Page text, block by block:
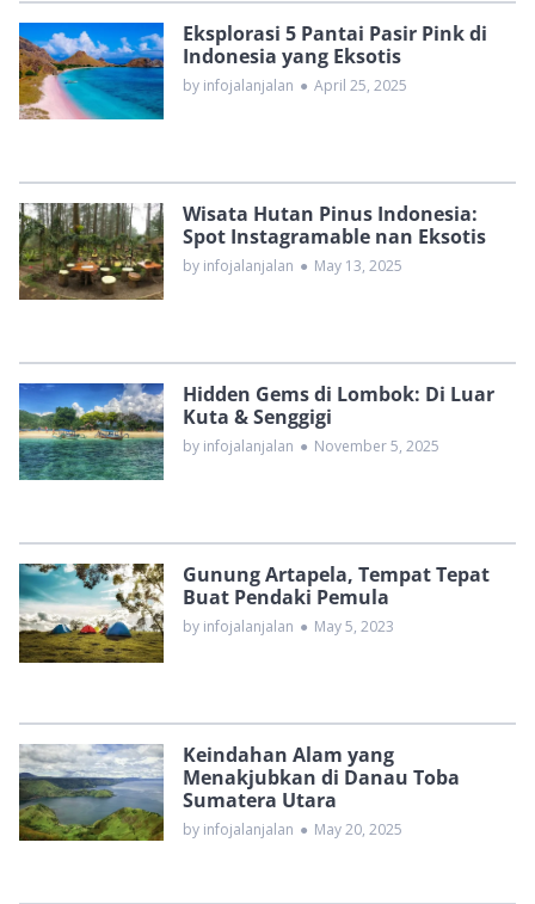
Eksplorasi 5 Pantai Pasir Pink di
Indonesia yang Eksotis
by infojalanjalan ● April 25, 2025
Wisata Hutan Pinus Indonesia:
Spot Instagramable nan Eksotis
by infojalanjalan ● May 13, 2025
Hidden Gems di Lombok: Di Luar
Kuta & Senggigi
by infojalanjalan ● November 5, 2025
Gunung Artapela, Tempat Tepat
Buat Pendaki Pemula
by infojalanjalan ● May 5, 2023
Keindahan Alam yang
Menakjubkan di Danau Toba
Sumatera Utara
by infojalanjalan ● May 20, 2025